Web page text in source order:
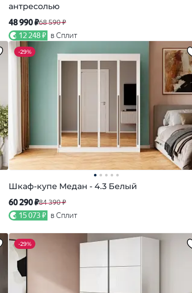
антресолью
48 990 ₽68 590 ₽
12 248 ₽ в Сплит
-29%
Шкаф-купе Медан - 4.3 Белый
60 290 ₽84 390 ₽
15 073 ₽ в Сплит
-29%